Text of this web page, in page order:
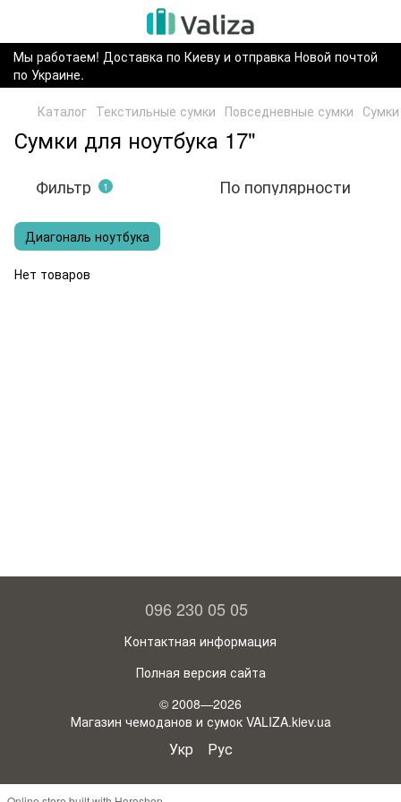
Мы работаем! Доставка по Киеву и отправка Новой почтой
по Украине.
Каталог Текстильные сумки Повседневные сумки
Сумки для ноутбука 17"
Фильтр 1 По популярности
Диагональ ноутбука
Нет товаров
096 230 05 05
Контактная информация
Полная версия сайта
© 2008—2026
Магазин чемоданов и сумок VALIZA.kiev.ua
Укр Рус